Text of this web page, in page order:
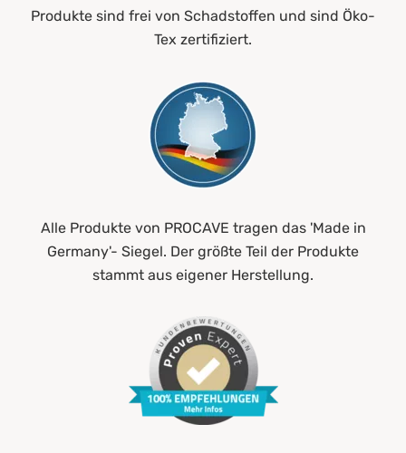
Produkte sind frei von Schadstoffen und sind Öko-
Tex zertifiziert.
Alle Produkte von PROCAVE tragen das 'Made in
Germany'- Siegel. Der größte Teil der Produkte
stammt aus eigener Herstellung.